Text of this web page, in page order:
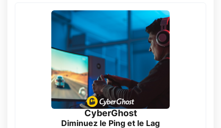
CyberGhost
Diminuez le Ping et le Lag